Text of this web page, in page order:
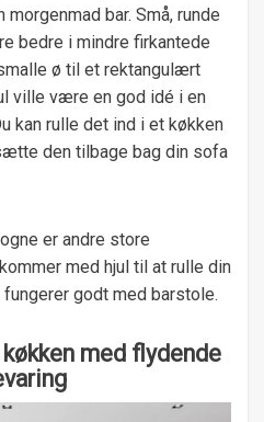
bar. Små, runde
bedre i mindre firkantede
ø til et rektangulært
ville være en god idé i en
kan rulle det ind i et køkken
den tilbage bag din sofa
er andre store
med hjul til at rulle din
fungerer godt med barstole.
med flydende